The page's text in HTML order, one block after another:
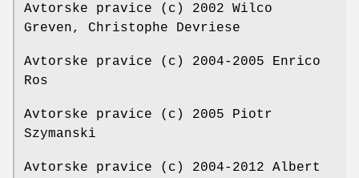
Avtorske pravice (c) 2002 Wilco
Greven, Christophe Devriese
Avtorske pravice (c) 2004-2005 Enrico
Ros
Avtorske pravice (c) 2005 Piotr
Szymanski
Avtorske pravice (c) 2004-2012 Albert